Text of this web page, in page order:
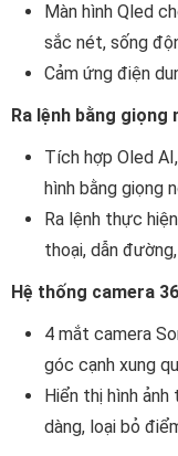
Màn hình Qled
sắc nét, sống
Cảm ứng điện
Ra lệnh bằng
Tích hợp Oled
hình bằng giọng
Ra lệnh thực
thoại, dẫn
Hệ thống camera
4 mắt camera
góc cạnh xung
Hiển thị hình
dàng, loại bỏ